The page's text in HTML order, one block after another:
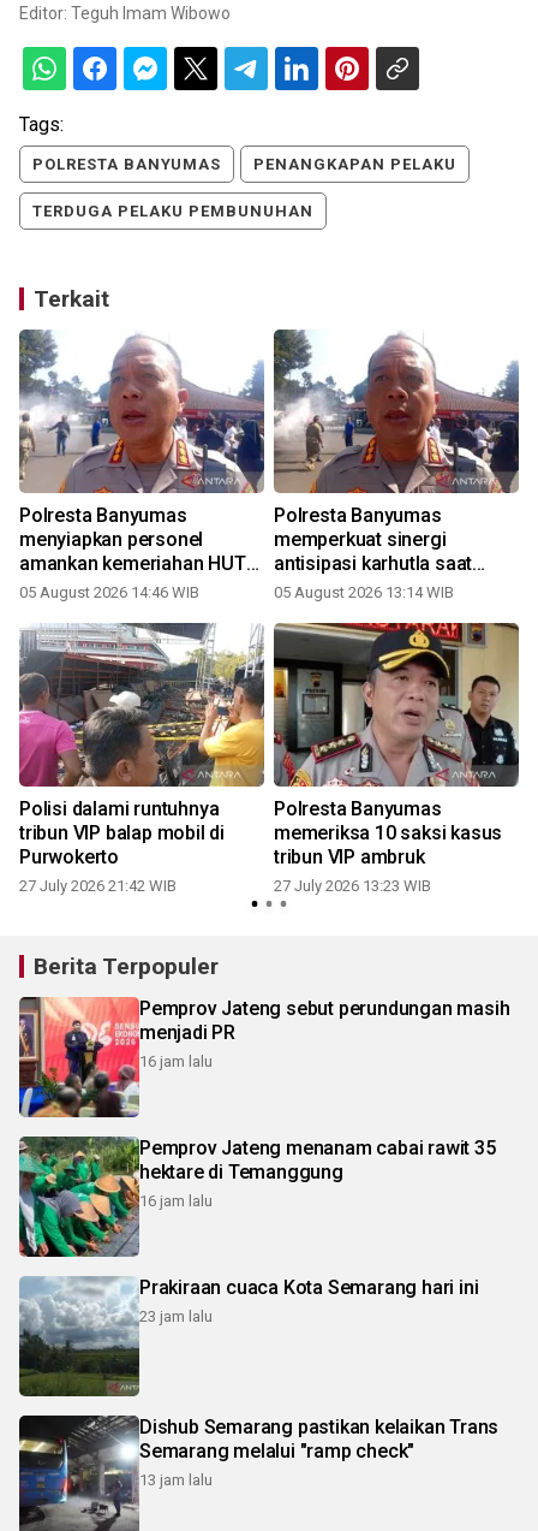
Editor: Teguh Imam Wibowo
Tags:
POLRESTA BANYUMAS PENANGKAPAN PELAKU
TERDUGA PELAKU PEMBUNUHAN
Terkait
Polresta Banyumas
menyiapkan personel
amankan kemeriahan HUT
Ke-81 RI
05 August 2026 14:46 WIB
Polresta Banyumas
memperkuat sinergi
antisipasi karhutla saat
kemarau
05 August 2026 13:14 WIB
Polisi dalami runtuhnya
tribun VIP balap mobil di
Purwokerto
27 July 2026 21:42 WIB
Polresta Banyumas
memeriksa 10 saksi kasus
tribun VIP ambruk
27 July 2026 13:23 WIB
Berita Terpopuler
Pemprov Jateng sebut perundungan masih
menjadi PR
16 jam lalu
Pemprov Jateng menanam cabai rawit 35
hektare di Temanggung
16 jam lalu
Prakiraan cuaca Kota Semarang hari ini
23 jam lalu
Dishub Semarang pastikan kelaikan Trans
Semarang melalui "ramp check"
13 jam lalu